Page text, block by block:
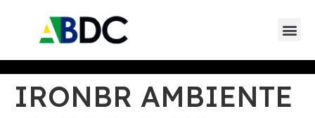
IRONBR AMBIENTE